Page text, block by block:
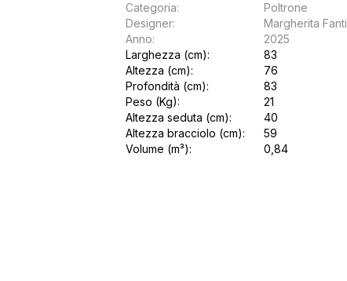
Categoria:
Designer:
Anno:
Poltrone
Margherita Fanti
2025
Larghezza (cm):
Altezza (cm):
Profondità (cm):
Peso (Kg):
Altezza seduta (cm):
Altezza bracciolo (cm):
Volume (m³):
83
76
83
21
40
59
0,84